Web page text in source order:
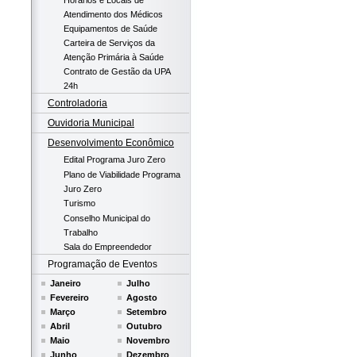
Atendimento dos Médicos
Equipamentos de Saúde
Carteira de Serviços da
Atenção Primária à Saúde
Contrato de Gestão da UPA
24h
Controladoria
Ouvidoria Municipal
Desenvolvimento Econômico
Edital Programa Juro Zero
Plano de Viabilidade Programa
Juro Zero
Turismo
Conselho Municipal do
Trabalho
Sala do Empreendedor
Programação de Eventos
Janeiro
Fevereiro
Março
Abril
Maio
Junho
Julho
Agosto
Setembro
Outubro
Novembro
Dezembro